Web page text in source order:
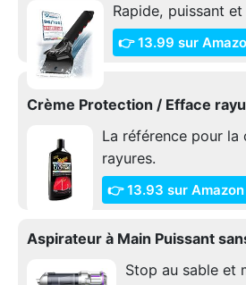
Rapide, puissant
👉 13.99 sur
Crème Protection / Efface
La référence pour la
rayures.
👉 13.93 sur Amazon
Aspirateur à Main Puissant
Stop au sable et